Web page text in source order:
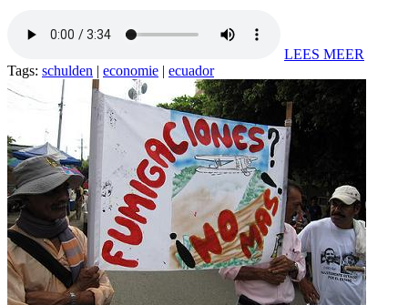
LEES MEER
Tags: schulden | economie | ecuador